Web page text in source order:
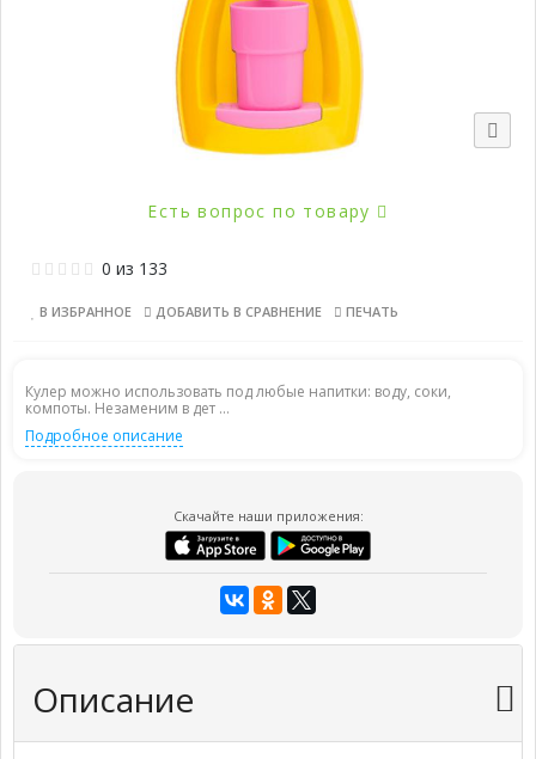
Есть вопрос по товару
0 из 133
В ИЗБРАННОЕ ДОБАВИТЬ В СРАВНЕНИЕ ПЕЧАТЬ
Кулер можно использовать под любые напитки: воду, соки,
компоты. Незаменим в дет ...
Подробное описание
Скачайте наши приложения:
Описание